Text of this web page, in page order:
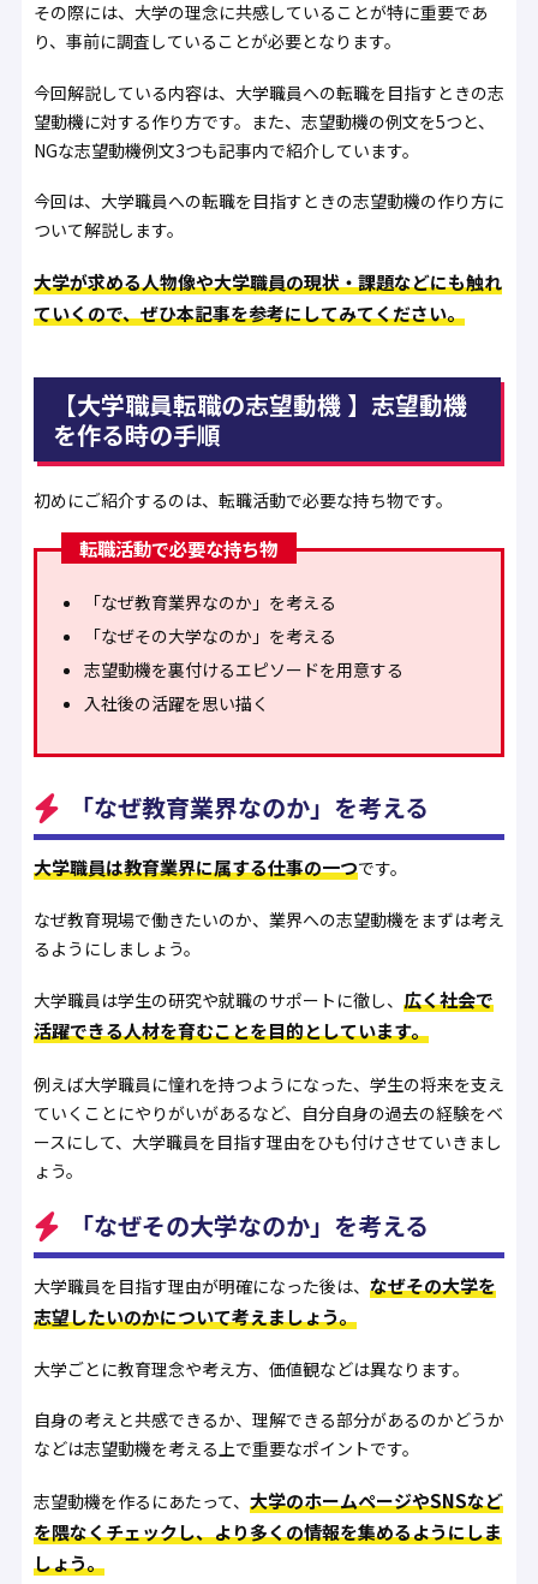
その際には、大学の理念に共感していることが特に重要であ
り、事前に調査していることが必要となります。
今回解説している内容は、大学職員への転職を目指すときの志
望動機に対する作り方です。また、志望動機の例文を5つと、
NGな志望動機例文3つも記事内で紹介しています。
今回は、大学職員への転職を目指すときの志望動機の作り方に
ついて解説します。
大学が求める人物像や大学職員の現状・課題などにも触れ
ていくので、ぜひ本記事を参考にしてみてください。
【大学職員転職の志望動機 】志望動機
を作る時の手順
初めにご紹介するのは、転職活動で必要な持ち物です。
転職活動で必要な持ち物
「なぜ教育業界なのか」を考える
「なぜその大学なのか」を考える
志望動機を裏付けるエピソードを用意する
入社後の活躍を思い描く
「なぜ教育業界なのか」を考える
大学職員は教育業界に属する仕事の一つです。
なぜ教育現場で働きたいのか、業界への志望動機をまずは考え
るようにしましょう。
大学職員は学生の研究や就職のサポートに徹し、 広く社会で
活躍できる人材を育むことを目的としています。
例えば大学職員に憧れを持つようになった、学生の将来を支え
ていくことにやりがいがあるなど、自分自身の過去の経験をベ
ースにして、大学職員を目指す理由をひも付けさせていきまし
ょう。
「なぜその大学なのか」を考える
大学職員を目指す理由が明確になった後は、 なぜその大学を
志望したいのかについて考えましょう。
大学ごとに教育理念や考え方、価値観などは異なります。
自身の考えと共感できるか、理解できる部分があるのかどうか
などは志望動機を考える上で重要なポイントです。
志望動機を作るにあたって、 大学のホームページやSNSなど
を隈なくチェックし、より多くの情報を集めるようにしま
しょう。